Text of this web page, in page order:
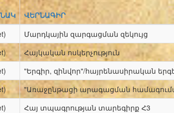
ՎԵՐՆԱԳԻՐ
Մարդկային զարգացման զեկույց
Հայկական ոսկերչություն
"Երգիր, զինվոր"/հայրենասիրական
"Առաջընթացի արագացման
Հայ տպագրության տարեգիրք Հ3